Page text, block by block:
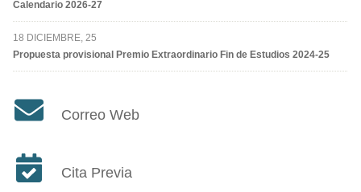
Calendario 2026-27
18 DICIEMBRE, 25
Propuesta provisional Premio Extraordinario Fin de Estudios 2024-25
Correo Web
Cita Previa